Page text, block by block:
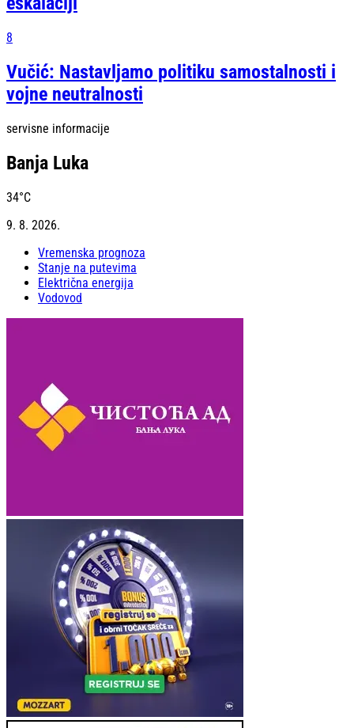
8
Vučić: Nastavljamo politiku samostalnosti i
vojne neutralnosti
servisne informacije
Banja Luka
34°C
9. 8. 2026.
Vremenska prognoza
Stanje na putevima
Električna energija
Vodovod